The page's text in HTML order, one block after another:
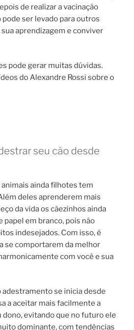
de realizar a vacinação
pode ser levado para outros
aprendizagem e conviver
pode gerar muitas dúvidas.
do Alexandre Rossi sobre o
seu cão desde
animais ainda filhotes tem
deles aprenderem mais
da vida os cãezinhos ainda
papel em branco, pois não
indesejados. Com isso, é
se comportarem da melhor
com você e sua
adestramento se inicia desde
a aceitar mais facilmente a
dono, evitando que no futuro ele
dominante, com tendências